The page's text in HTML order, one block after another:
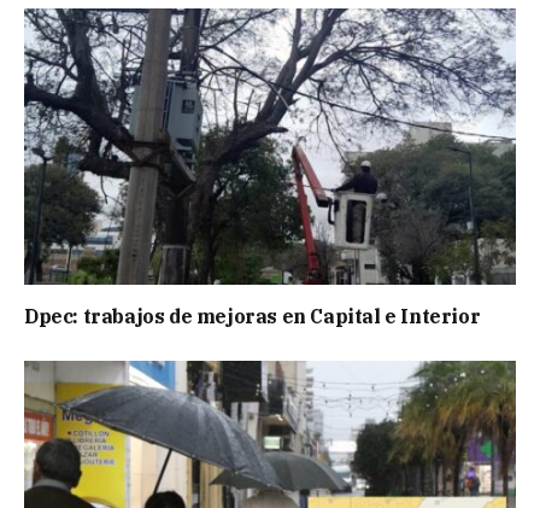
Dpec: trabajos de mejoras en Capital e Interior